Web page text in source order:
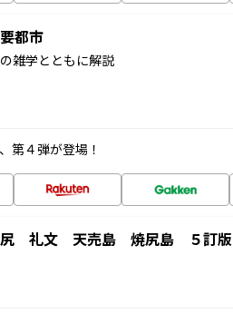
都市
雑学とともに解説
第４弾が登場！
礼文 天売島 焼尻島 ５訂版